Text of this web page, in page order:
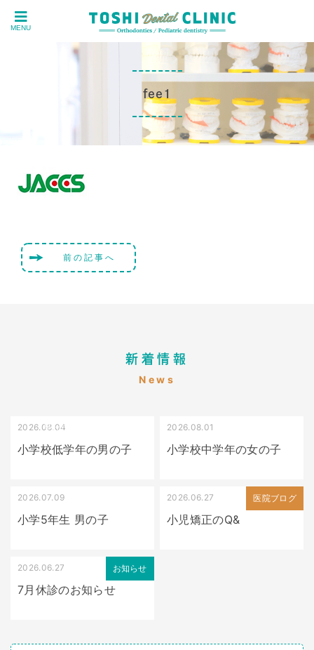
MENU
fee1
前の記事へ
新着情報
News
受け口（しゃくれている）
2026.08.04
小学校低学年の男の子
2026.08.01
小学校中学年の女の子
2026.07.09
小学5年生 男の子
医院ブログ
2026.06.27
小児矯正のQ&
お知らせ
2026.06.27
7月休診のお知らせ